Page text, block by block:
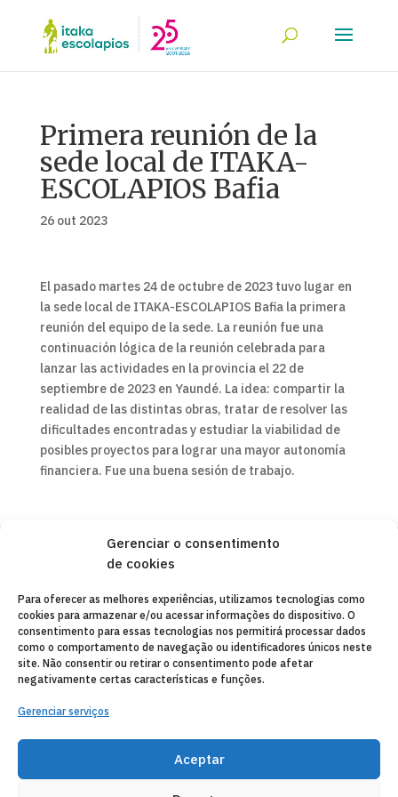
Gerenciar o consentimento
de cookies
Para oferecer as melhores experiências, utilizamos tecnologias como
cookies para armazenar e/ou acessar informações do dispositivo. O
consentimento para essas tecnologias nos permitirá processar dados
como o comportamento de navegação ou identificadores únicos neste
site. Não consentir ou retirar o consentimento pode afetar
negativamente certas características e funções.
Gerenciar serviços
Aceptar
Primera reunión de la
sede local de ITAKA-
ESCOLAPIOS Bafia
26 out 2023
El pasado martes 24 de octubre de 2023 tuvo lugar en
la sede local de ITAKA-ESCOLAPIOS Bafia la primera
reunión del equipo de la sede. La reunión fue una
continuación lógica de la reunión celebrada para
lanzar las actividades en la provincia el 22 de
septiembre de 2023 en Yaundé. La idea: compartir la
realidad de las distintas obras, tratar de resolver las
dificultades encontradas y estudiar la viabilidad de
posibles proyectos para lograr una mayor autonomía
financiera. Fue una buena sesión de trabajo.
Copyleft 2025
AVISO LEGAL
POLÍTICA DE PRIVACIDADE
ENTIDADES COLABORADORAS
CORREIO ELETRÔNICO